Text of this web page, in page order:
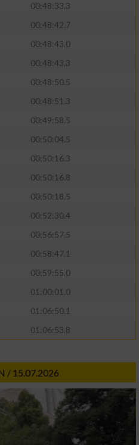
00:48:33.3
00:48:42.7
00:48:43.0
00:48:43.3
00:48:50.5
00:48:51.3
00:49:58.5
00:50:04.5
00:50:16.3
00:50:16.8
00:50:18.5
00:52:30.4
00:56:57.5
00:58:47.1
00:59:55.0
01:00:01.0
01:06:50.1
01:06:53.8
/ 15.07.2026